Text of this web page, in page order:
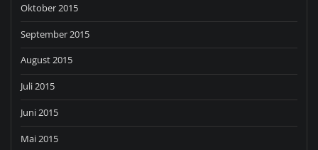
Oktober 2015
September 2015
August 2015
Juli 2015
Juni 2015
Mai 2015